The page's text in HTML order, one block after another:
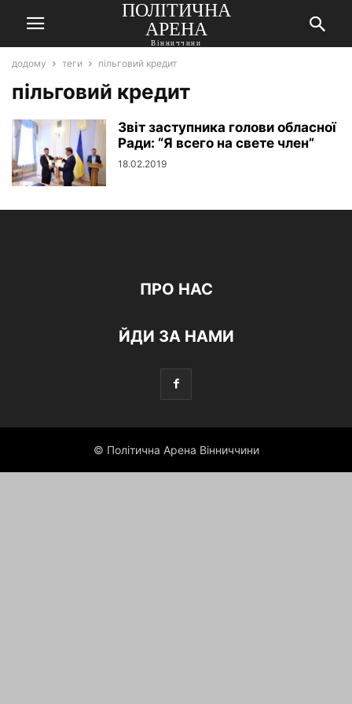
ПОЛІТИЧНА
АРЕНА
Вінниччини
додому теги пільговий кредит
пільговий кредит
Звіт заступника голови обласної
Ради: “Я всего на свете член”
18.02.2019
ПРО НАС
ЙДИ ЗА НАМИ
© Політична Арена Вінниччини